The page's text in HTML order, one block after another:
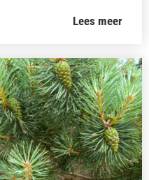
Lees meer